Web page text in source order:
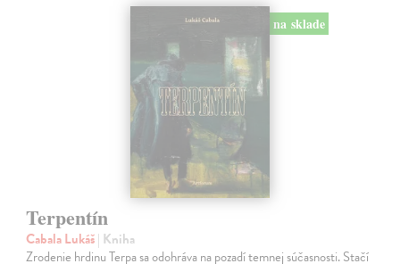
na sklade
Terpentín
Cabala Lukáš| Kniha
Zrodenie hrdinu Terpa sa odohráva na pozadí temnej súčasnosti. Stačí